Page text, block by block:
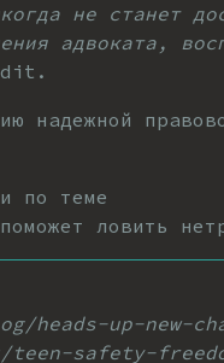
не станет
адвоката,
надежной
по теме
ловить
heads-up-new-
safety-